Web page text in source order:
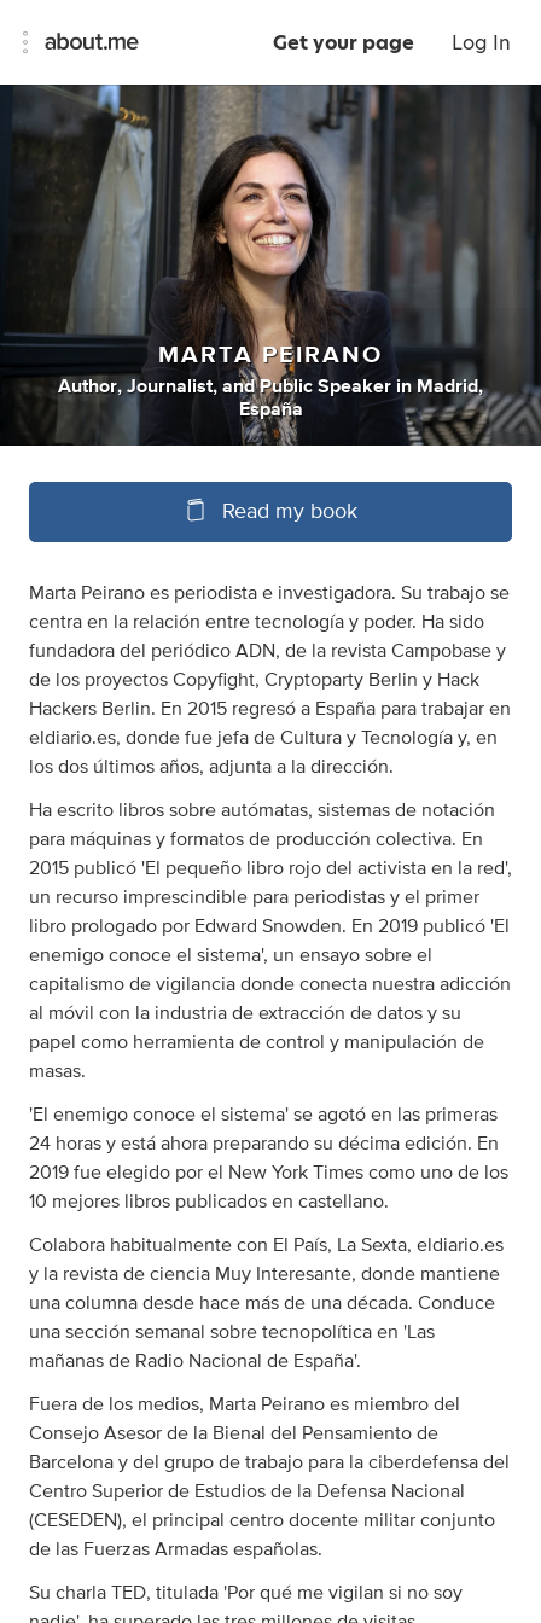
Get your page Log In
MARTA PEIRANO
Author, Journalist, andPublic Speaker in Madrid,
España
Read my book
Marta Peirano es periodista e investigadora. Su trabajo se
centra en la relación entre tecnología y poder. Ha sido
fundadora del periódico ADN, de la revista Campobase y
de los proyectos Copyfight, Cryptoparty Berlin y Hack
Hackers Berlin. En 2015 regresó a España para trabajar en
eldiario.es, donde fue jefa de Cultura y Tecnología y, en
los dos últimos años, adjunta a la dirección.
Ha escrito libros sobre autómatas, sistemas de notación
para máquinas y formatos de producción colectiva. En
2015 publicó 'El pequeño libro rojo del activista en la red',
un recurso imprescindible para periodistas y el primer
libro prologado por Edward Snowden. En 2019 publicó 'El
enemigo conoce el sistema', un ensayo sobre el
capitalismo de vigilancia donde conecta nuestra adicción
al móvil con la industria de extracción de datos y su
papel como herramienta de control y manipulación de
masas.
'El enemigo conoce el sistema' se agotó en las primeras
24 horas y está ahora preparando su décima edición. En
2019 fue elegido por el New York Times como uno de los
10 mejores libros publicados en castellano.
Colabora habitualmente con El País, La Sexta, eldiario.es
y la revista de ciencia Muy Interesante, donde mantiene
una columna desde hace más de una década. Conduce
una sección semanal sobre tecnopolítica en 'Las
mañanas de Radio Nacional de España'.
Fuera de los medios, Marta Peirano es miembro del
Consejo Asesor de la Bienal del Pensamiento de
Barcelona y del grupo de trabajo para la ciberdefensa del
Centro Superior de Estudios de la Defensa Nacional
(CESEDEN), el principal centro docente militar conjunto
de las Fuerzas Armadas españolas.
Su charla TED, titulada 'Por qué me vigilan si no soy